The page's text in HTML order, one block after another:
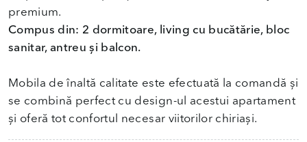
Compus din: 2 dormitoare, living cu bucătărie, bloc
sanitar, antreu și balcon.
Mobila de înaltă calitate este efectuată la comandă și
se combină perfect cu design-ul acestui apartament
și oferă tot confortul necesar viitorilor chiriași.